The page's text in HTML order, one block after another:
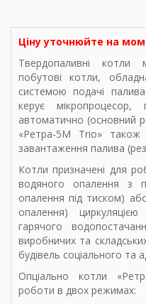
Ціну уточнюйте на
Твердопаливні
побутові котли,
системою подачі
керує мікропроцесор,
автоматично (основний
«Ретра-5М Trio»
завантаження палива
Котли призначені для
водяного опалення з
опалення під тиском)
опалення)
гарячого
виробничих та
будівель соціального та
Опціально котли
роботи в двох режимах: